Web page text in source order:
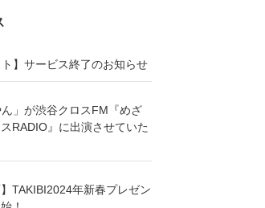
ト】サービス終了のお知らせ
」が渋谷クロスFM『めざ
RADIO』に出演させていた
】TAKIBI2024年新春プレゼン